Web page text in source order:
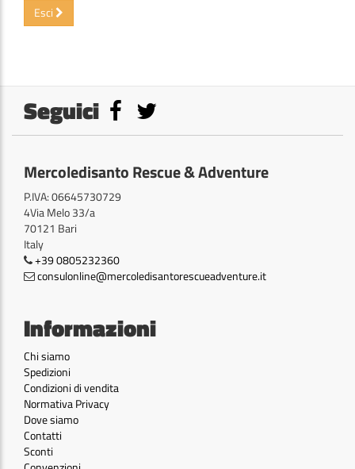
Esci
Seguici
Mercoledisanto Rescue & Adventure
P.IVA: 06645730729
4Via Melo 33/a
70121 Bari
Italy
+39 0805232360
consulonline@mercoledisantorescueadventure.it
Informazioni
Chi siamo
Spedizioni
Condizioni di vendita
Normativa Privacy
Dove siamo
Contatti
Sconti